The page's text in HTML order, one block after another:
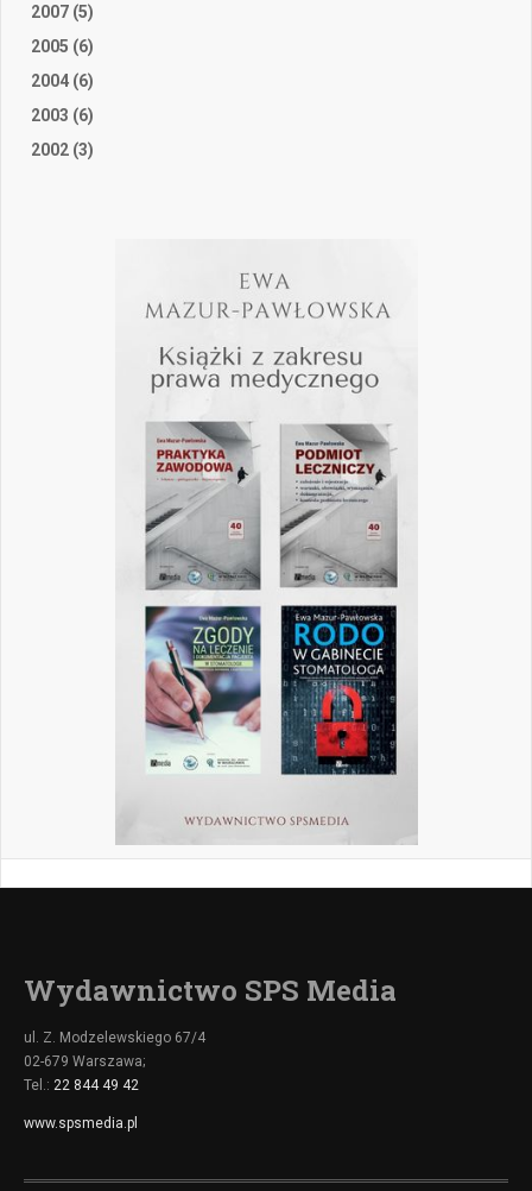
2007 (5)
2005 (6)
2004 (6)
2003 (6)
2002 (3)
Wydawnictwo SPS Media
ul. Z. Modzelewskiego 67/4
02-679 Warszawa;
Tel.: 22 844 49 42
www.spsmedia.pl